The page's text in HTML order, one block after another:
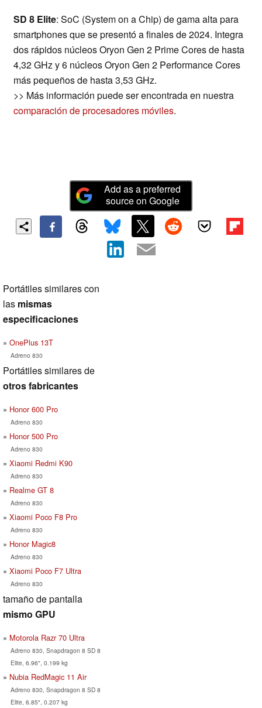
SD 8 Elite: SoC (System on a Chip) de gama alta para
smartphones que se presentó a finales de 2024. Integra
dos rápidos núcleos Oryon Gen 2 Prime Cores de hasta
4,32 GHz y 6 núcleos Oryon Gen 2 Performance Cores
más pequeños de hasta 3,53 GHz.
>> Más información puede ser encontrada en nuestra
comparación de procesadores móviles.
Add as a preferred
source on Google
Portátiles similares con
las mismas
especificaciones
OnePlus 13T
Adreno 830
Portátiles similares de
otros fabricantes
Honor 600 Pro
Adreno 830
Honor 500 Pro
Adreno 830
Xiaomi Redmi K90
Adreno 830
Realme GT 8
Adreno 830
Xiaomi Poco F8 Pro
Adreno 830
Honor Magic8
Adreno 830
Xiaomi Poco F7 Ultra
Adreno 830
tamaño de pantalla
mismo GPU
Motorola Razr 70 Ultra
Adreno 830, Snapdragon 8 SD 8
Elite, 6.96", 0.199 kg
Nubia RedMagic 11 Air
Adreno 830, Snapdragon 8 SD 8
Elite, 6.85", 0.207 kg